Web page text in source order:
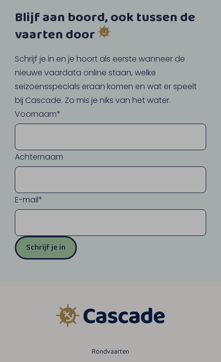
Blijf aan boord, ook tussen de
vaarten door
Schrijf je in en je hoort als eerste wanneer de
nieuwe vaardata online staan, welke
seizoensspecials eraan komen en wat er speelt
bij Cascade. Zo mis je niks van het water.
Voornaam*
Achternaam
E-mail*
Schrijf je in
Rondvaarten